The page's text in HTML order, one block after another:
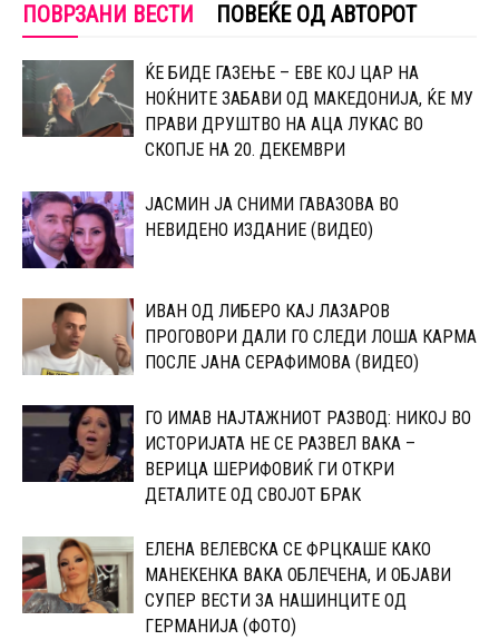
ПОВРЗАНИ ВЕСТИ ПОВЕЌЕ ОД АВТОРОТ
ЌЕ БИДЕ ГАЗЕЊЕ – ЕВЕ КОЈ ЦАР НА
НОЌНИТЕ ЗАБАВИ ОД МАКЕДОНИЈА, ЌЕ МУ
ПРАВИ ДРУШТВО НА АЦА ЛУКАС ВО
СКОПЈЕ НА 20. ДЕКЕМВРИ
ЈАСМИН ЈА СНИМИ ГАВАЗОВА ВО
НЕВИДЕНО ИЗДАНИЕ (ВИДЕ0)
ИВАН ОД ЛИБЕРО КАЈ ЛАЗАРОВ
ПРОГОВОРИ ДАЛИ ГО СЛЕДИ ЛОША КАРМА
ПОСЛЕ ЈАНА СЕРАФИМОВА (ВИДЕО)
ГО ИМАВ НАЈТАЖНИОТ РАЗВОД: НИКОЈ ВО
ИСТОРИЈАТА НЕ СЕ РАЗВЕЛ ВАКА –
ВЕРИЦА ШЕРИФОВИЌ ГИ ОТКРИ
ДЕТАЛИТЕ ОД СВОЈОТ БРАК
ЕЛЕНА ВЕЛЕВСКА СЕ ФРЦКАШЕ КАКО
МАНЕКЕНКА ВАКА ОБЛЕЧЕНА, И ОБЈАВИ
СУПЕР ВЕСТИ ЗА НАШИНЦИТЕ ОД
ГЕРМАНИЈА (ФОТО)